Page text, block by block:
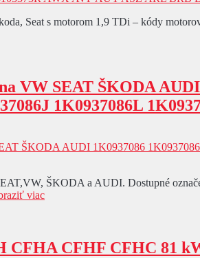
Seat s motorom 1,9 TDi – kódy
VW SEAT ŠKODA
1K0937086L
ŠKODA a AUDI. Dostupné
viac
CFHA CFHF CFHC 81